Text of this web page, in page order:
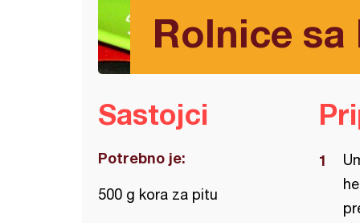
Rolnice
Sastojci
Potrebno je:
500 g kora za pitu